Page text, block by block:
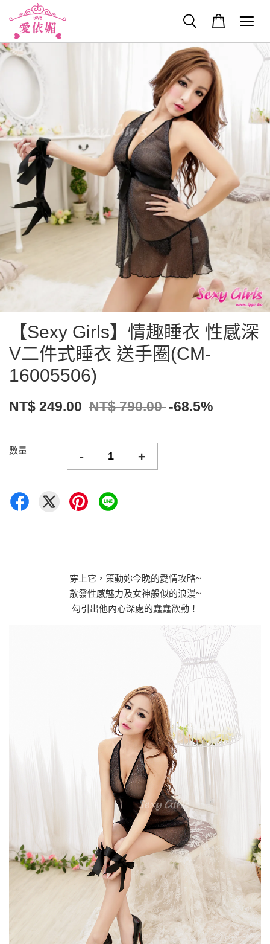
【Sexy Girls】情趣睡衣 性感深
V二件式睡衣 送手圈(CM-
16005506)
NT$ 249.00 NT$ 790.00 -68.5%
數量 - +
穿上它，策動妳今晚的愛情攻略~
散發性感魅力及女神般似的浪漫~
勾引出他內心深處的蠢蠢欲動！